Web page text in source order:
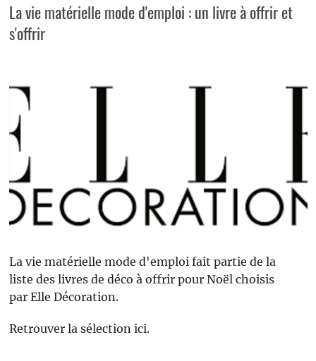
La vie matérielle mode d'emploi : un livre à offrir et
s'offrir
La vie matérielle mode d'emploi fait partie de la
liste des livres de déco à offrir pour Noël choisis
par Elle Décoration.
Retrouver la sélection ici.